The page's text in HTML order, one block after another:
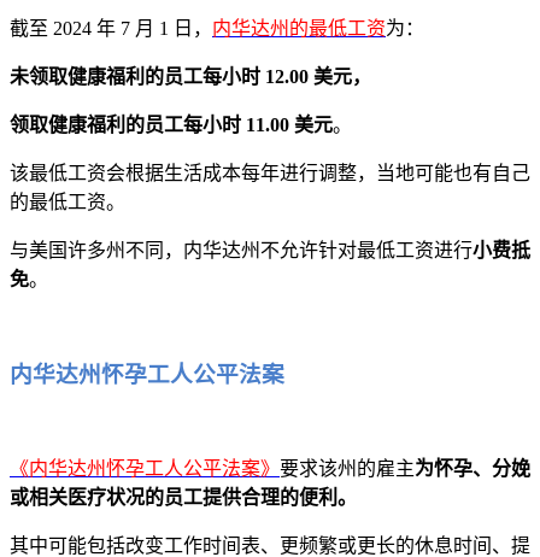
截至 2024 年 7 月 1 日， 内华达州的最低工资为：
未领取健康福利的员工每小时 12.00 美元，
领取健康福利的员工每小时 11.00 美元。
该最低工资会根据生活成本每年进行调整，当地可能也有自己
的最低工资。
与美国许多州不同，内华达州不允许针对最低工资进行小费抵
免。
内华达州怀孕工人公平法案
《内华达州怀孕工人公平法案》 要求该州的雇主为怀孕、分娩
或相关医疗状况的员工提供合理的便利。
其中可能包括改变工作时间表、更频繁或更长的休息时间、提